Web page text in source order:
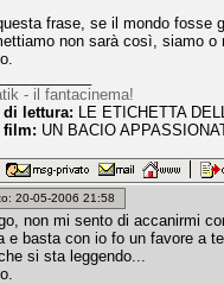
frase, se il mondo fosse
non sarà così, siamo o
- il fantacinema!
di lettura: LE ETICHETTA
film: UN BACIO
20-05-2006 21:58
non mi sento di accanirmi
e basta con io fo un favore a
si sta leggendo...